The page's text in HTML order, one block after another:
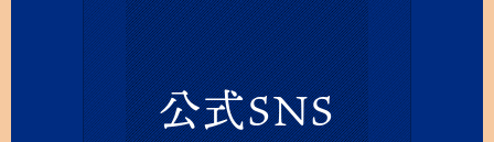
公式SNS